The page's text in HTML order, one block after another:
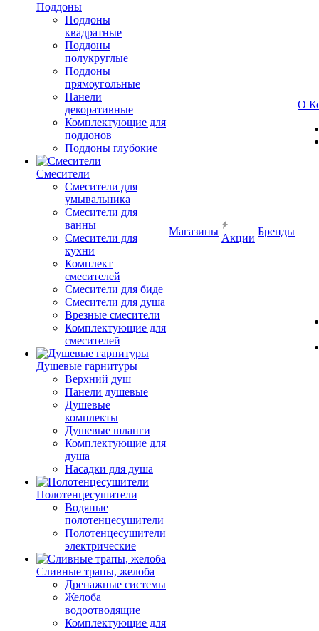
Поддоны
Поддоны
квадратные
Поддоны
полукруглые
Поддоны
прямоугольные
Панели
декоративные
Комплектующие для
поддонов
Поддоны глубокие
Смесители
Смесители для
умывальника
Смесители для
ванны
Смесители для
кухни
Комплект
смесителей
Смесители для биде
Смесители для душа
Врезные смесители
Комплектующие для
смесителей
Душевые гарнитуры
Верхний душ
Панели душевые
Душевые
комплекты
Душевые шланги
Комплектующие для
душа
Насадки для душа
Полотенцесушители
Водяные
полотенцесушители
Полотенцесушители
электрические
Сливные трапы, желоба
Дренажные системы
Желоба
водоотводящие
Комплектующие для
Магазины
Акции
Бренды
О